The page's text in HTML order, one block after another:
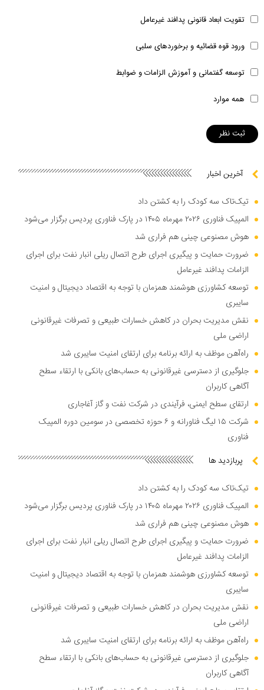
تقویت ابعاد قانونی پدافند غیرعامل
ورود قوه قضائیه و برخوردهای سلبی
توسعه گفتمانی و آموزش الزامات و ضوابط
همه موارد
آخرین اخبار
تیک‌تاک سه کودک را به کشتن داد
المپیک فناوری ۲۰۲۶ مهرماه ۱۴۰۵ در پارک فناوری پردیس برگزار می‌شود
هوش مصنوعی چینی هم فراری شد
ضرورت حمایت و پیگیری اجرای طرح اتصال ریلی انبار نفت برای اجرای
الزامات پدافند غیرعامل
توسعه کشاورزی هوشمند همزمان با توجه به اقتصاد دیجیتال و امنیت
سایبری
نقش مدیریت بحران در کاهش خسارات طبیعی و تصرفات غیرقانونی
اراضی ملی
راه‌آهن موظف به ارائه برنامه برای ارتقای امنیت سایبری شد
جلوگیری از دسترسی غیرقانونی به حساب‌های بانکی با ارتقاء سطح
آگاهی کاربران
ارتقای سطح ایمنی، فرآیندی در شرکت نفت و گاز آغاجاری
شرکت ۱۵ لیگ فناورانه و ۶ حوزه تخصصی در سومین دوره المپیک
فناوری
پربازدید ها
تیک‌تاک سه کودک را به کشتن داد
المپیک فناوری ۲۰۲۶ مهرماه ۱۴۰۵ در پارک فناوری پردیس برگزار می‌شود
هوش مصنوعی چینی هم فراری شد
ضرورت حمایت و پیگیری اجرای طرح اتصال ریلی انبار نفت برای اجرای
الزامات پدافند غیرعامل
توسعه کشاورزی هوشمند همزمان با توجه به اقتصاد دیجیتال و امنیت
سایبری
نقش مدیریت بحران در کاهش خسارات طبیعی و تصرفات غیرقانونی
اراضی ملی
راه‌آهن موظف به ارائه برنامه برای ارتقای امنیت سایبری شد
جلوگیری از دسترسی غیرقانونی به حساب‌های بانکی با ارتقاء سطح
آگاهی کاربران